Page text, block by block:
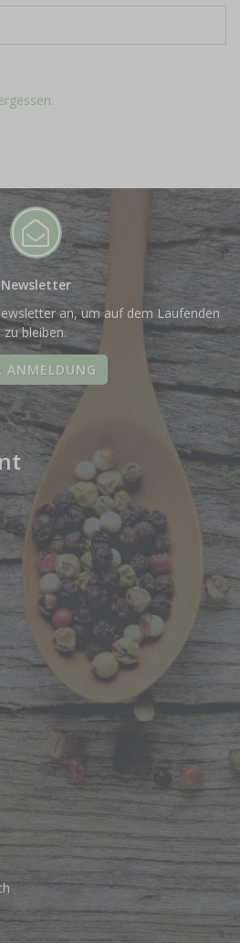
Newsletter
an, um auf dem Laufenden
zu bleiben.
ANMELDUNG